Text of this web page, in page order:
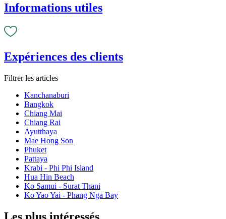
Informations utiles
Expériences des clients
Filtrer les articles
Kanchanaburi
Bangkok
Chiang Mai
Chiang Rai
Ayutthaya
Mae Hong Son
Phuket
Pattaya
Krabi - Phi Phi Island
Hua Hin Beach
Ko Samui - Surat Thani
Ko Yao Yai - Phang Nga Bay
Les plus intéressés